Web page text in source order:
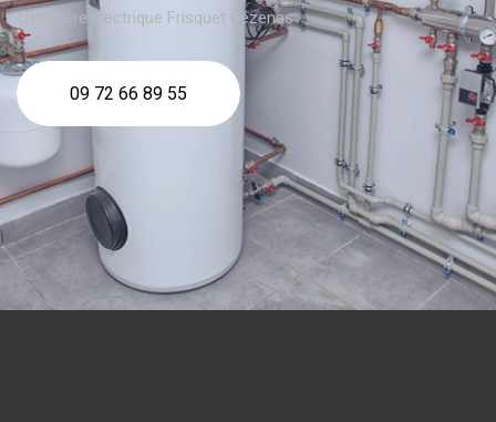
chaudière électrique Frisquet Pézenas
09 72 66 89 55